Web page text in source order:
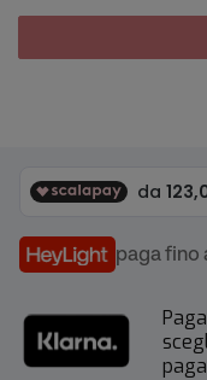
paga fino